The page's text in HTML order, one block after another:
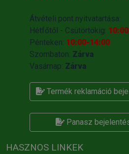
Átvételi pont nyitvatartása:
Hétfőtől - Csütörtökig:
Pénteken: 10:00-14:00
Szombaton: Zárva
Vasárnap: Zárva
Termék reklamáció
Panasz
HASZNOS LINKEK